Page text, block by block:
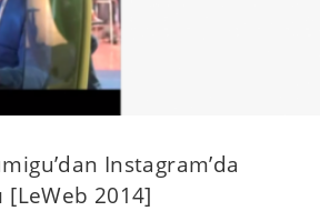
Instagram’da
[LeWeb 2014]